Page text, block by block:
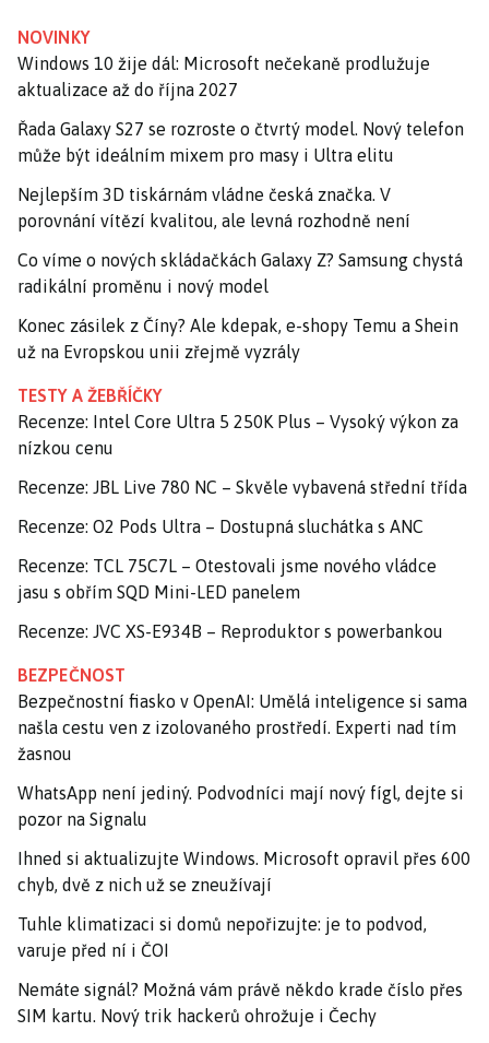
NOVINKY
Windows 10 žije dál: Microsoft nečekaně prodlužuje
aktualizace až do října 2027
Řada Galaxy S27 se rozroste o čtvrtý model. Nový telefon
může být ideálním mixem pro masy i Ultra elitu
Nejlepším 3D tiskárnám vládne česká značka. V
porovnání vítězí kvalitou, ale levná rozhodně není
Co víme o nových skládačkách Galaxy Z? Samsung chystá
radikální proměnu i nový model
Konec zásilek z Číny? Ale kdepak, e-shopy Temu a Shein
už na Evropskou unii zřejmě vyzrály
TESTY A ŽEBŘÍČKY
Recenze: Intel Core Ultra 5 250K Plus – Vysoký výkon za
nízkou cenu
Recenze: JBL Live 780 NC – Skvěle vybavená střední třída
Recenze: O2 Pods Ultra – Dostupná sluchátka s ANC
Recenze: TCL 75C7L – Otestovali jsme nového vládce
jasu s obřím SQD Mini-LED panelem
Recenze: JVC XS-E934B – Reproduktor s powerbankou
BEZPEČNOST
Bezpečnostní fiasko v OpenAI: Umělá inteligence si sama
našla cestu ven z izolovaného prostředí. Experti nad tím
žasnou
WhatsApp není jediný. Podvodníci mají nový fígl, dejte si
pozor na Signalu
Ihned si aktualizujte Windows. Microsoft opravil přes 600
chyb, dvě z nich už se zneužívají
Tuhle klimatizaci si domů nepořizujte: je to podvod,
varuje před ní i ČOI
Nemáte signál? Možná vám právě někdo krade číslo přes
SIM kartu. Nový trik hackerů ohrožuje i Čechy